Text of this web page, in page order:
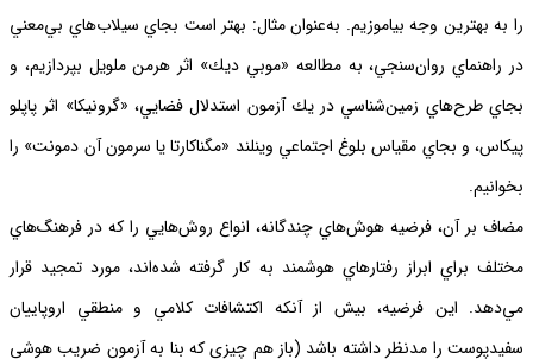
را به بهترين وجه بياموزيم. به‌عنوان مثال: بهتر است بجاي سيلاب‌هاي بي‌معني
در راهنماي روان‌سنجي، به مطالعه «موبي ديك» اثر هرمن ملويل بپردازيم، و
بجاي طرح‌هاي زمين‌شناسي در يك آزمون استدلال فضايي، «گرونيكا» اثر پاپلو
پيكاس، و بجاي مقياس بلوغ اجتماعي وينلند «مگناكارتا يا سرمون آن دمونت» را
بخوانيم.
مضاف بر آن، فرضيه هوش‌هاي چندگانه، انواع روش‌هايي را كه در فرهنگ‌هاي
مختلف براي ابراز رفتارهاي هوشمند به كار گرفته شده‌اند، مورد تمجيد قرار
مي‌دهد. اين فرضيه، بيش از آنكه اكتشافات كلامي و منطقي اروپاييان
سفيدپوست را مدنظر داشته باشد (باز هم چيزي كه بنا به آزمون ضريب هوشي